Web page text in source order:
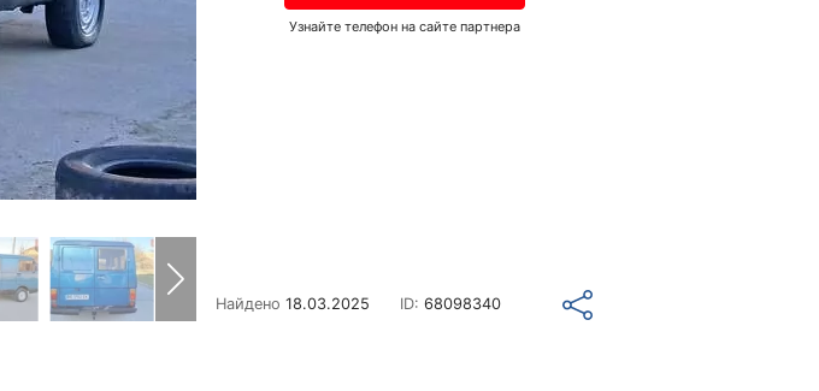
Узнайте телефон на сайте партнера
Найдено 18.03.2025 ID: 68098340